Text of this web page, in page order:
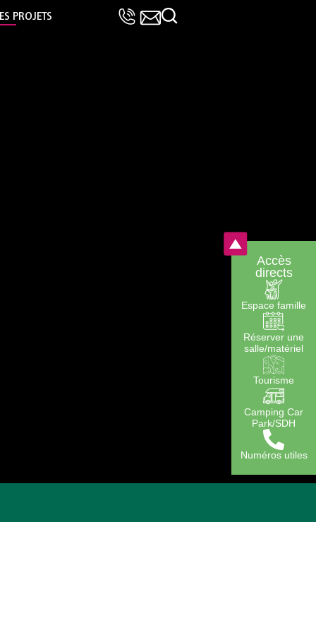
PROJETS
Accès
directs
Espace famille
Réserver une
salle/matériel
Tourisme
Camping Car
Park/SDH
Numéros utiles